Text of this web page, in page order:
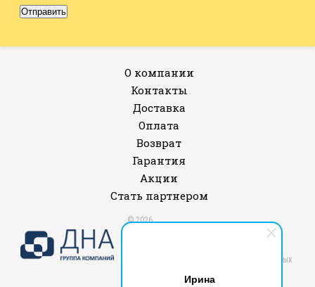
Ирина
© 2026
Политика конфиденциальности и защиты
Согласие на обработку персональных данных
О компании
Контакты
Доставка
Оплата
Возврат
Гарантия
Акции
Стать партнером